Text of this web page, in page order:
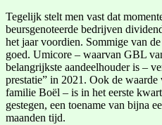
Tegelijk stelt men vast dat
beursgenoteerde bedrijven
het jaar voordien. Sommige van
goed. Umicore – waarvan GBL
belangrijkste aandeelhouder is –
prestatie” in 2021. Ook de
familie Boël – is in het eerste
gestegen, een toename van bijna
maanden tijd.